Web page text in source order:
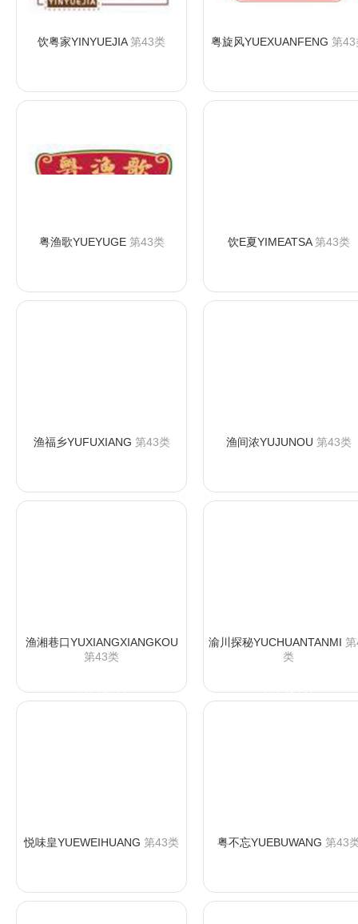
饮粤家YINYUEJIA第43类 粤旋风YUEXUANFENG 第43
粤渔歌YUEYUGE第43类 饮E夏YIMEATSA第43类
渔福乡YUFUXIANG 第43类 渔间浓YUJUNOU 第43类
渔湘巷口YUXIANGXIANGKOU
第43类
渝川探秘YUCHUANTANMI
类
悦味皇YUEWEIHUANG 第43类 粤不忘YUEBUWANG 第43